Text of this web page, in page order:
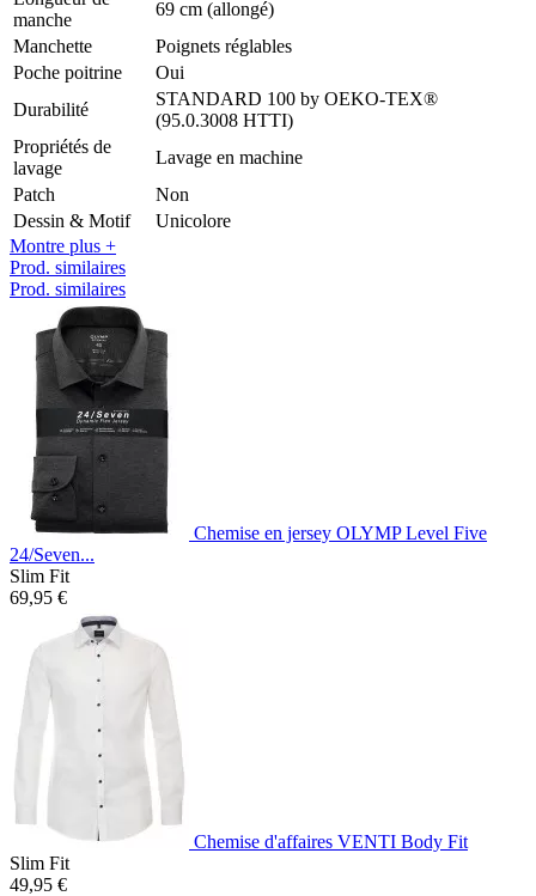
manche
69 cm (allongé)
Manchette
Poignets réglables
Poche poitrine
Oui
Durabilité
STANDARD 100 by OEKO-TEX®
(95.0.3008 HTTI)
Propriétés de
lavage
Lavage en machine
Patch
Non
Dessin & Motif
Unicolore
Montre plus +
Prod. similaires
Prod. similaires
Chemise en jersey OLYMP Level Five
24/Seven...
Slim Fit
69,95 €
Chemise d'affaires VENTI Body Fit
Slim Fit
49,95 €